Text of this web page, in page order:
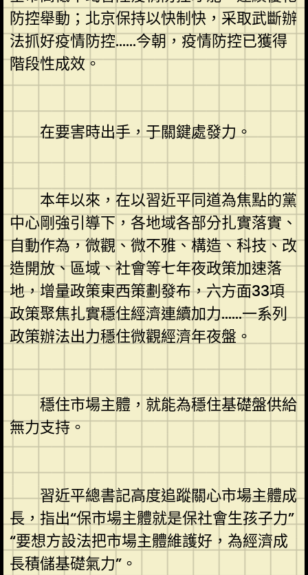
防控舉動；北京保持以快制快，采取武斷辦
法抓好疫情防控……今朝，疫情防控已獲得
階段性成效。
在要害時出手，于關鍵處發力。
本年以來，在以習近平同道為焦點的黨
中心剛強引導下，各地域各部分扎實落實、
自動作為，微觀、微不雅、構造、科技、改
造開放、區域、社會等七年夜政策加速落
地，增量政策東西策劃發布，六方面33項
政策聚焦扎實穩住經濟連續加力……一系列
政策辦法出力穩住微觀經濟年夜盤。
穩住市場主體，就能為穩住基礎盤供給
無力支持。
習近平總書記高度追蹤關心市場主體成
長，指出“保市場主體就是保社會生孩子力”
“要想方設法把市場主體維護好，為經濟成
長積儲基礎氣力”。